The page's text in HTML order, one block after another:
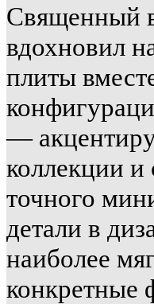
Священный
вдохновил
плиты
—
коллекции
точного
детали в
наиболее
конкретные